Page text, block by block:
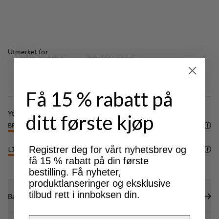
Utmerket for
LIGHT & TECH
OUTDOOR LIFE
Ytelse
BREATHABILITY 5/6
LIGHTWEIGHT 5/6
Bærekraftsegenskaper
Få 15 % rabatt på
ditt første kjøp
Registrer deg for vårt nyhetsbrev og
få 15 % rabatt på din første
bestilling. Få nyheter,
produktlanseringer og eksklusive
tilbud rett i innboksen din.